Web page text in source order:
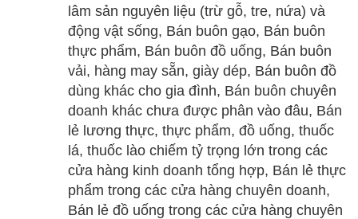
lâm sản nguyên liệu (trừ gỗ, tre, nứa) và
động vật sống, Bán buôn gạo, Bán buôn
thực phẩm, Bán buôn đồ uống, Bán buôn
vải, hàng may sẵn, giày dép, Bán buôn đồ
dùng khác cho gia đình, Bán buôn chuyên
doanh khác chưa được phân vào đâu, Bán
lẻ lương thực, thực phẩm, đồ uống, thuốc
lá, thuốc lào chiếm tỷ trọng lớn trong các
cửa hàng kinh doanh tổng hợp, Bán lẻ thực
phẩm trong các cửa hàng chuyên doanh,
Bán lẻ đồ uống trong các cửa hàng chuyên